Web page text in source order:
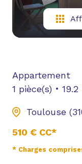
Appartement
1 pièce(s)
19.2
Toulouse
510 € CC*
* Charges